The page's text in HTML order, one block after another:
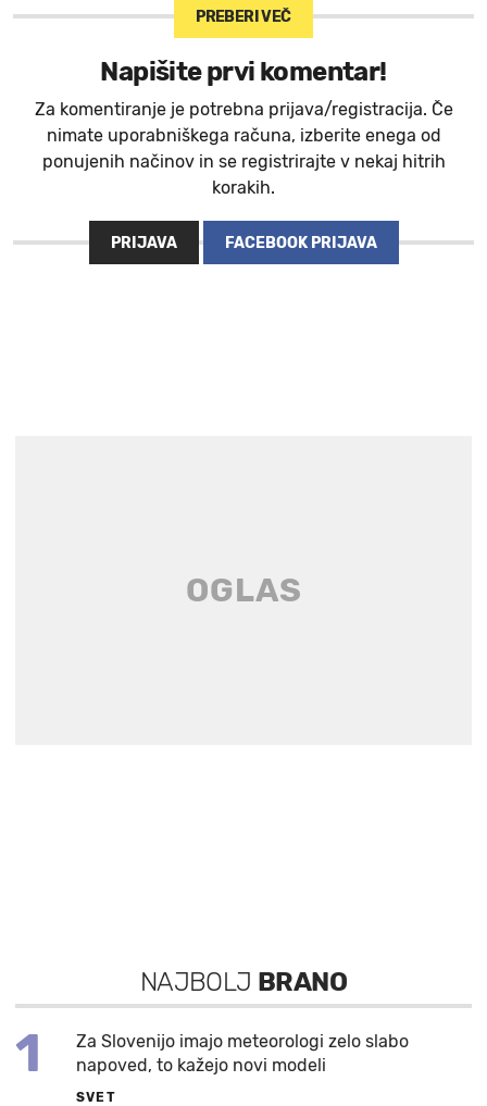
PREBERI VEČ
Napišite prvi komentar!
Za komentiranje je potrebna prijava/registracija. Če
nimate uporabniškega računa, izberite enega od
ponujenih načinov in se registrirajte v nekaj hitrih
korakih.
PRIJAVA FACEBOOK PRIJAVA
NAJBOLJ BRANO
1
Za Slovenijo imajo meteorologi zelo slabo
napoved, to kažejo novi modeli
SVET